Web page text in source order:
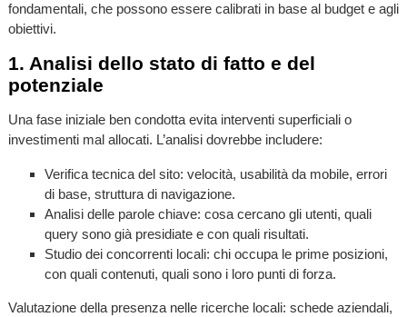
fondamentali, che possono essere calibrati in base al budget e agli
obiettivi.
1. Analisi dello stato di fatto e del
potenziale
Una fase iniziale ben condotta evita interventi superficiali o
investimenti mal allocati. L’analisi dovrebbe includere:
Verifica tecnica del sito: velocità, usabilità da mobile, errori
di base, struttura di navigazione.
Analisi delle parole chiave: cosa cercano gli utenti, quali
query sono già presidiate e con quali risultati.
Studio dei concorrenti locali: chi occupa le prime posizioni,
con quali contenuti, quali sono i loro punti di forza.
Valutazione della presenza nelle ricerche locali: schede aziendali,